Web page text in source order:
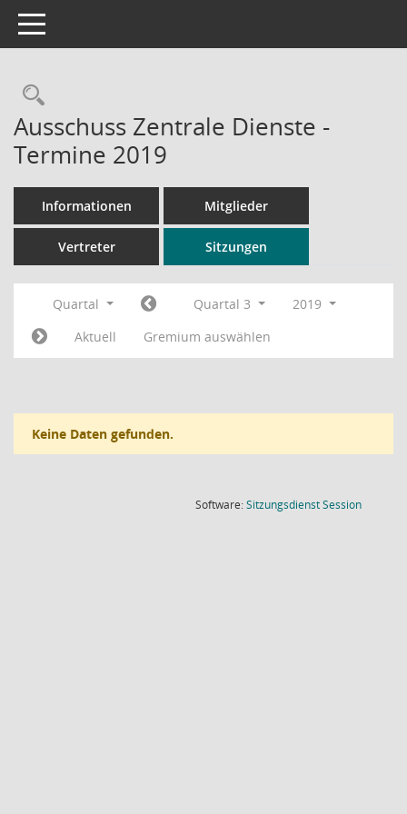
Toggle navigation
Rechercheauswahl
Ausschuss Zentrale Dienste -
Termine 2019
Informationen Mitglieder
Vertreter Sitzungen
Quartal Quartal 3
2019
Aktuell
Gremium auswählen
Keine Daten gefunden.
Software:SitzungsdienstSession(Wird in